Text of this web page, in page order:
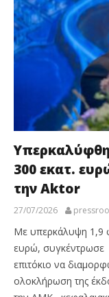
300 εκατ.
την Aktor
27/07/2026
Με υπερκάλυψη 1,9
ευρώ, συγκέντρωσε
επιτόκιο να
ολοκλήρωση της